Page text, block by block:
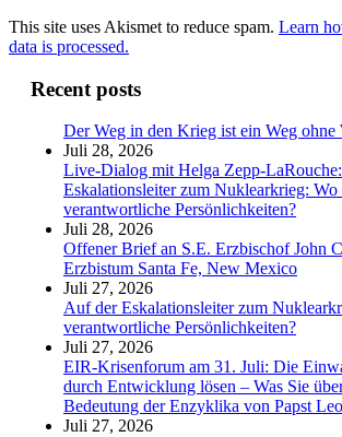
This site uses Akismet to reduce spam. Learn
data is processed.
Recent posts
Der Weg in den Krieg ist ein Weg ohne
Juli 28, 2026
Live-Dialog mit Helga Zepp-
Eskalationsleiter zum Nuklearkrieg: Wo
verantwortliche Persönlichkeiten?
Juli 28, 2026
Offener Brief an S.E. Erzbischof John
Erzbistum Santa Fe, New Mexico
Juli 27, 2026
Auf der Eskalationsleiter zum
verantwortliche Persönlichkeiten?
Juli 27, 2026
EIR-Krisenforum am 31. Juli: Die
durch Entwicklung lösen – Was Sie
Bedeutung der Enzyklika von Papst
Juli 27, 2026